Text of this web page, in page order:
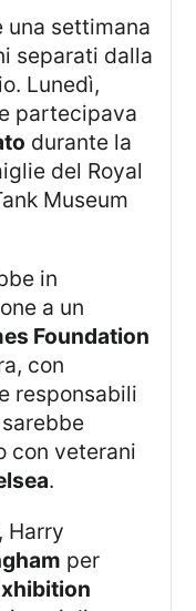
una settimana
separati dalla
Lunedì,
partecipava
durante la
del Royal
Museum
a un
Foundation
con
responsabili
con veterani
.
per